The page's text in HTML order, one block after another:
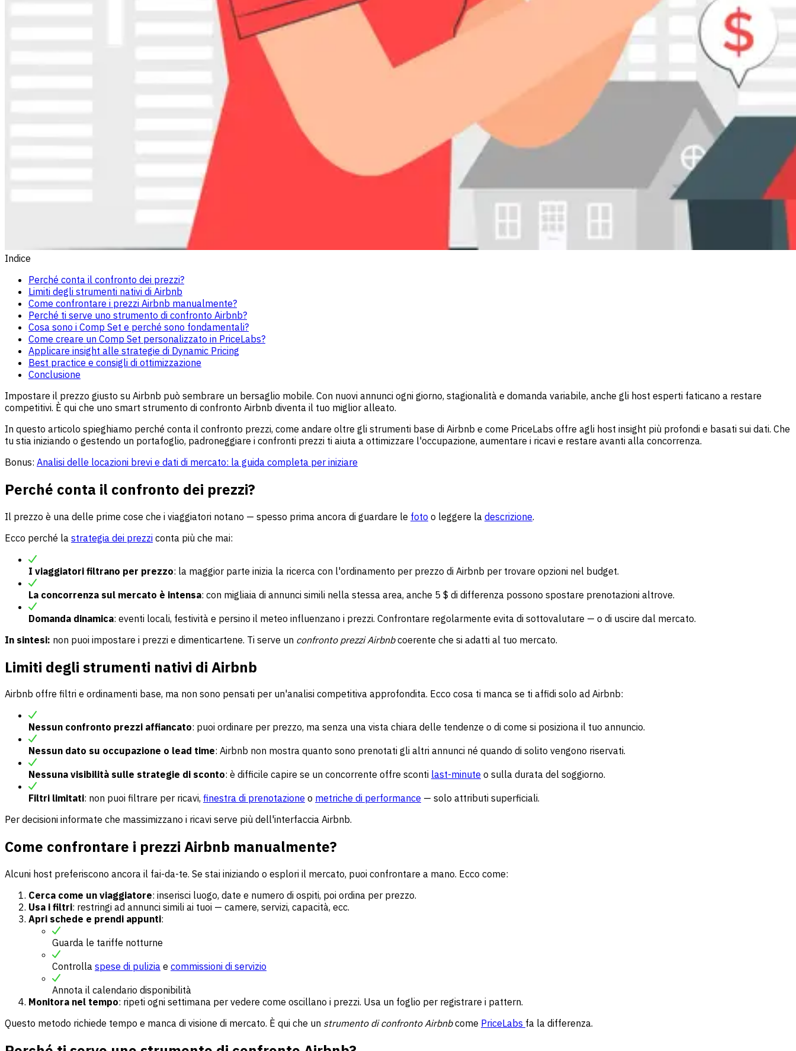
Indice
Perché conta il confronto dei prezzi?
Limiti degli strumenti nativi di Airbnb
Come confrontare i prezzi Airbnb manualmente?
Perché ti serve uno strumento di confronto Airbnb?
Cosa sono i Comp Set e perché sono fondamentali?
Come creare un Comp Set personalizzato in PriceLabs?
Applicare insight alle strategie di Dynamic Pricing
Best practice e consigli di ottimizzazione
Conclusione
Impostare il prezzo giusto su Airbnb può sembrare un bersaglio mobile. Con nuovi annunci ogni giorno, stagionalità e domanda variabile, anche gli host esperti faticano a restare
competitivi. È qui che uno smart strumento di confronto Airbnb diventa il tuo miglior alleato.
In questo articolo spieghiamo perché conta il confronto prezzi, come andare oltre gli strumenti base di Airbnb e come PriceLabs offre agli host insight più profondi e basati sui dati. Che
tu stia iniziando o gestendo un portafoglio, padroneggiare i confronti prezzi ti aiuta a ottimizzare l'occupazione, aumentare i ricavi e restare avanti alla concorrenza.
Bonus: Analisi delle locazioni brevi e dati di mercato: la guida completa per iniziare
Perché conta il confronto dei prezzi?
Il prezzo è una delle prime cose che i viaggiatori notano — spesso prima ancora di guardare le foto o leggere la descrizione.
Ecco perché la strategia dei prezzi conta più che mai:
I viaggiatori filtrano per prezzo: la maggior parte inizia la ricerca con l'ordinamento per prezzo di Airbnb per trovare opzioni nel budget.
La concorrenza sul mercato è intensa: con migliaia di annunci simili nella stessa area, anche 5 $ di differenza possono spostare prenotazioni altrove.
Domanda dinamica: eventi locali, festività e persino il meteo influenzano i prezzi. Confrontare regolarmente evita di sottovalutare — o di uscire dal mercato.
In sintesi: non puoi impostare i prezzi e dimenticartene. Ti serve un confronto prezzi Airbnbcoerente che si adatti al tuo mercato.
Limiti degli strumenti nativi di Airbnb
Airbnb offre filtri e ordinamenti base, ma non sono pensati per un'analisi competitiva approfondita. Ecco cosa ti manca se ti affidi solo ad Airbnb:
Nessun confronto prezzi affiancato: puoi ordinare per prezzo, ma senza una vista chiara delle tendenze o di come si posiziona il tuo annuncio.
Nessun dato su occupazione o lead time: Airbnb non mostra quanto sono prenotati gli altri annunci né quando di solito vengono riservati.
Nessuna visibilità sulle strategie di sconto: è difficile capire se un concorrente offre sconti last-minute o sulla durata del soggiorno.
Filtri limitati: non puoi filtrare per ricavi, finestra di prenotazione o metriche di performance — solo attributi superficiali.
Per decisioni informate che massimizzano i ricavi serve più dell'interfaccia Airbnb.
Come confrontare i prezzi Airbnb manualmente?
Alcuni host preferiscono ancora il fai-da-te. Se stai iniziando o esplori il mercato, puoi confrontare a mano. Ecco come:
Cerca come un viaggiatore: inserisci luogo, date e numero di ospiti, poi ordina per prezzo.
Usa i filtri: restringi ad annunci simili ai tuoi — camere, servizi, capacità, ecc.
Apri schede e prendi appunti:
Guarda le tariffe notturne
Controlla spese di pulizia e commissioni di servizio
Annota il calendario disponibilità
Monitora nel tempo: ripeti ogni settimana per vedere come oscillano i prezzi. Usa un foglio per registrare i pattern.
Questo metodo richiede tempo e manca di visione di mercato. È qui che un strumento di confronto Airbnbcome PriceLabs fa la differenza.